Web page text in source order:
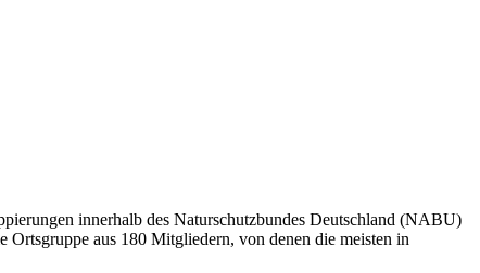
innerhalb des Naturschutzbundes Deutschland (NABU)
aus 180 Mitgliedern, von denen die meisten in